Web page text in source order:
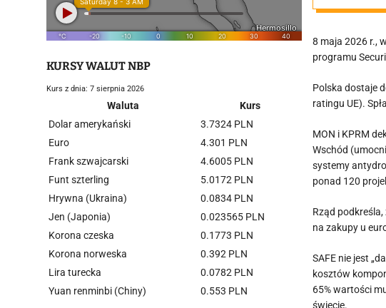
8 maja 2026 r.,
programu
Polska dostaje
ratingu UE).
MON i KPRM
Wschód
systemy
ponad 120
Rząd
na zakupy u
SAFE nie jest
kosztów
65% wartości
świecie.
KURSY WALUT NBP
Kurs z dnia: 7 sierpnia 2026
Waluta
Kurs
Dolar amerykański
3.7324 PLN
Euro
4.301 PLN
Frank szwajcarski
4.6005 PLN
Funt szterling
5.0172 PLN
Hrywna (Ukraina)
0.0834 PLN
Jen (Japonia)
0.023565 PLN
Korona czeska
0.1773 PLN
Korona norweska
0.392 PLN
Lira turecka
0.0782 PLN
Yuan renminbi (Chiny)
0.553 PLN